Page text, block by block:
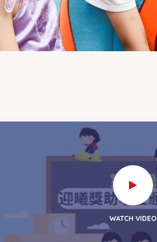
WATCH VIDEO